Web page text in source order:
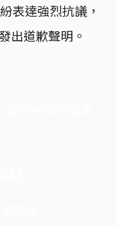
表達強烈抗議，
出道歉聲明。